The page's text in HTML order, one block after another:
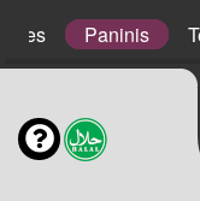
Paninis